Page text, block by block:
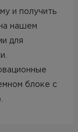
и получить
нашем
для
блоке с